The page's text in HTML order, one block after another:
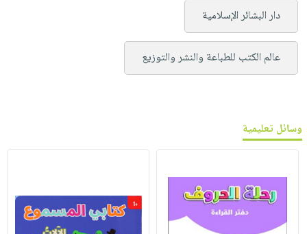
دار البشائر الإسلامية
عالم الكتب للطباعة والنشر والتوزيع
وسائل تعليمية